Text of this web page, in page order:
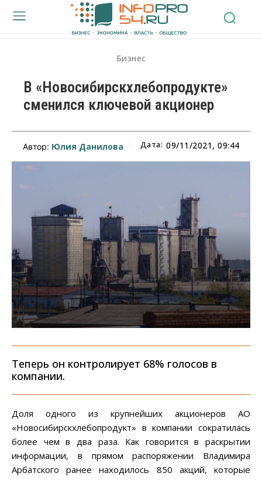
Бизнес
В «Новосибирскхлебопродукте»
сменился ключевой акционер
Автор: Юлия Данилова Дата: 09/11/2021, 09:44
Теперь он контролирует 68% голосов в
компании.
Доля одного из крупнейших акционеров АО
«Новосибирскхлебопродукт» в компании сократилась
более чем в два раза. Как говорится в раскрытии
информации, в прямом распоряжении Владимира
Арбатского ранее находилось 850 акций, которые